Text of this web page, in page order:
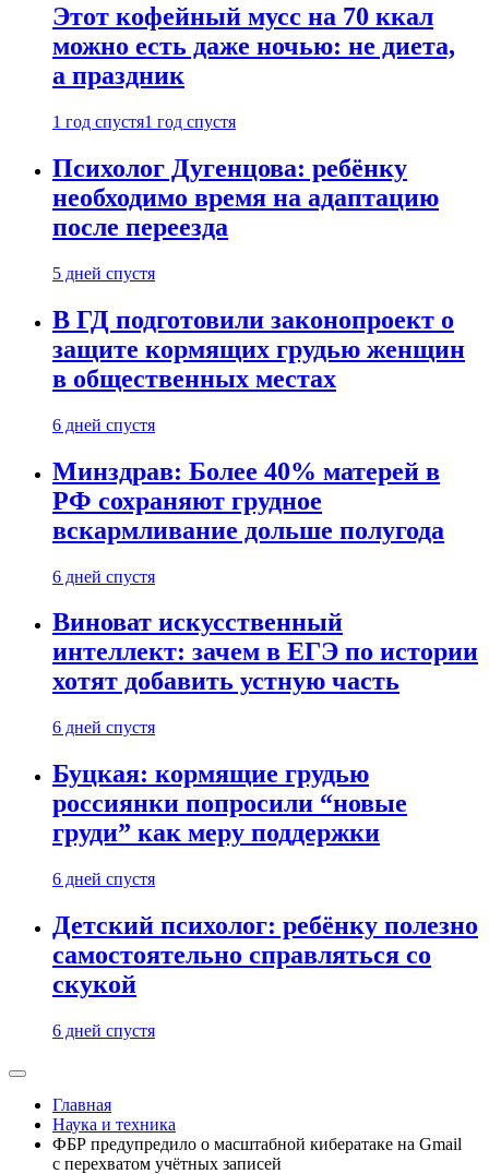
Этот кофейный мусс на 70 ккал
можно есть даже ночью: не диета,
а праздник
1 год спустя1 год спустя
Психолог Дугенцова: ребёнку
необходимо время на адаптацию
после переезда
5 дней спустя
В ГД подготовили законопроект о
защите кормящих грудью женщин
в общественных местах
6 дней спустя
Минздрав: Более 40% матерей в
РФ сохраняют грудное
вскармливание дольше полугода
6 дней спустя
Виноват искусственный
интеллект: зачем в ЕГЭ по истории
хотят добавить устную часть
6 дней спустя
Буцкая: кормящие грудью
россиянки попросили “новые
груди” как меру поддержки
6 дней спустя
Детский психолог: ребёнку полезно
самостоятельно справляться со
скукой
6 дней спустя
Главная
Наука и техника
ФБР предупредило о масштабной кибератаке на Gmail
с перехватом учётных записей